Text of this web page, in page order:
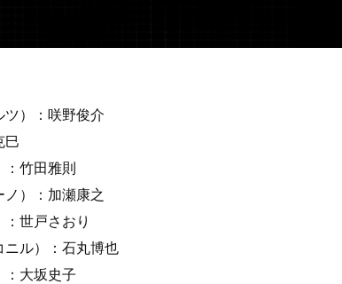
）：咲野俊介
巳
：竹田雅則
）：加瀬康之
世戸さおり
ニル）：石丸博也
：大坂史子